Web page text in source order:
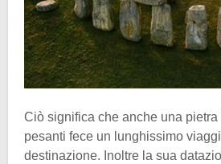
Ciò significa che anche una
pesanti fece un lunghissimo
destinazione. Inoltre la sua